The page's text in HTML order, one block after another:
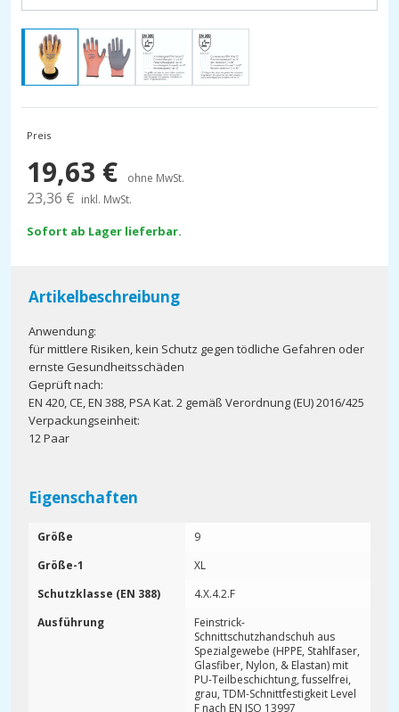
Preis
19,63 € ohne MwSt.
23,36 € inkl. MwSt.
Sofort ab Lager lieferbar.
Artikelbeschreibung
Anwendung:
für mittlere Risiken, kein Schutz gegen tödliche Gefahren oder
ernste Gesundheitsschäden
Geprüft nach:
EN 420, CE, EN 388, PSA Kat. 2 gemäß Verordnung (EU) 2016/425
Verpackungseinheit:
12 Paar
Eigenschaften
Größe
9
Größe-1
XL
Schutzklasse (EN 388)
4.X.4.2.F
Ausführung
Feinstrick-
Schnittschutzhandschuh aus
Spezialgewebe (HPPE, Stahlfaser,
Glasfiber, Nylon, & Elastan) mit
PU-Teilbeschichtung, fusselfrei,
grau, TDM-Schnittfestigkeit Level
F nach EN ISO 13997